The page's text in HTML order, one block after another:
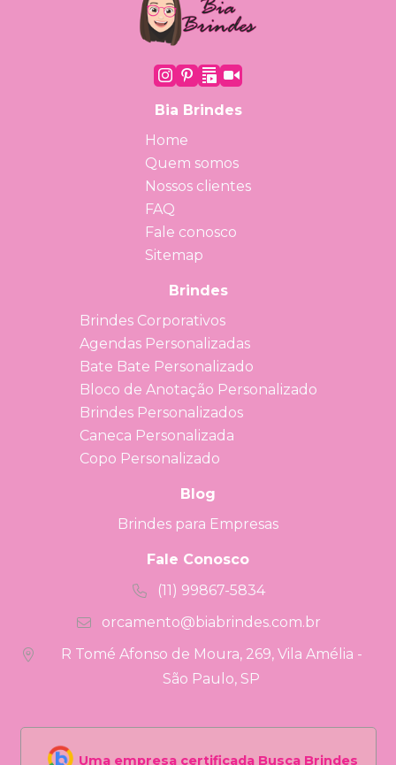
Bia Brindes
Home
Quem somos
Nossos clientes
FAQ
Fale conosco
Sitemap
Brindes
Brindes Corporativos
Agendas Personalizadas
Bate Bate Personalizado
Bloco de Anotação Personalizado
Brindes Personalizados
Caneca Personalizada
Copo Personalizado
Blog
Brindes para Empresas
Fale Conosco
(11) 99867-5834
orcamento@biabrindes.com.br
R Tomé Afonso de Moura, 269, Vila Amélia -
São Paulo, SP
Uma empresa certificada Busca Brindes